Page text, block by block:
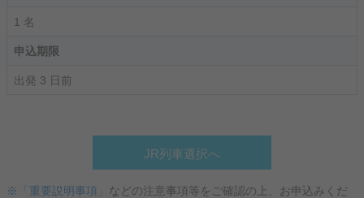
1 名
申込期限
出発 3 日前
JR列車選択へ
※「重要説明事項」 などの注意事項等をご確認の上、お申込みくだ